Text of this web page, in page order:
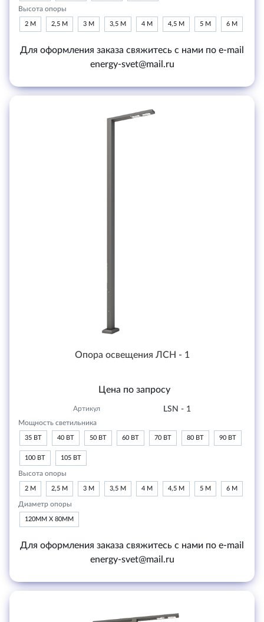
Высота опоры
2 М 2,5 М 3 М 3,5 М 4 М 4,5 М 5 М 6 М
Для оформления заказа свяжитесь с нами по e-mail
energy-svet@mail.ru
Опора освещения ЛСН - 1
Цена по запросу
Артикул LSN - 1
Мощность светильника
35 ВТ 40 ВТ 50 ВТ 60 ВТ 70 ВТ 80 ВТ 90 ВТ
100 ВТ 105 ВТ
Высота опоры
2 М 2,5 М 3 М 3,5 М 4 М 4,5 М 5 М 6 М
Диаметр опоры
120ММ Х 80ММ
Для оформления заказа свяжитесь с нами по e-mail
energy-svet@mail.ru